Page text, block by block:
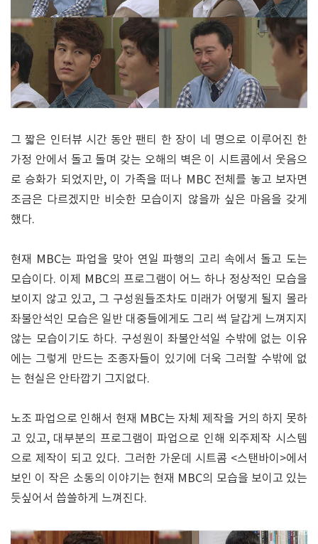
그 짧은 인터뷰 시간 동안 팬티 한 장이 네 명으로 이루어진 한
가정 안에서 돌고 돌며 갖는 오해의 벽은 이 시트콤에서 웃음으
로 승화가 되었지만, 이 가족을 떠나 MBC 전체를 놓고 보자면
조금은 다르겠지만 비슷한 모습이지 않을까 싶은 마음을 갖게
했다.
현재 MBC는 파업을 맞아 연일 파행의 고리 속에서 돌고 도는
모습이다. 이제 MBC의 프로그램이 어느 하나 정상적인 모습을
보이지 않고 있고, 그 구성원들조차도 미래가 어떻게 될지 몰라
좌불안석인 모습은 일반 대중들에게도 그리 썩 달갑게 느껴지지
않는 모습이기도 하다. 구성원이 좌불안석일 수밖에 없는 이유
에는 그렇게 만드는 조종자들이 있기에 더욱 그러할 수밖에 없
는 현실은 안타깝기 그지없다.
노조 파업으로 인해서 현재 MBC는 자체 제작을 거의 하지 못하
고 있고, 대부분의 프로그램이 파업으로 인해 외주제작 시스템
으로 제작이 되고 있다. 그러한 가운데 시트콤 <스탠바이>에서
보인 이 작은 소동의 이야기는 현재 MBC의 모습을 보이고 있는
듯싶어서 씁쓸하게 느껴진다.